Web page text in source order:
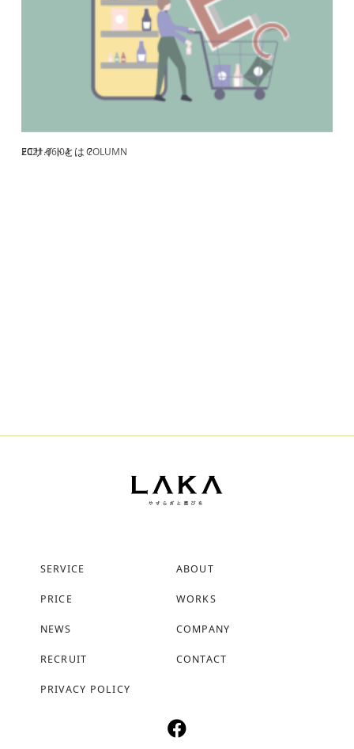
ECサイトとは？
2021.06.04 COLUMN
SERVICE ABOUT
PRICE WORKS
NEWS COMPANY
RECRUIT CONTACT
PRIVACY POLICY